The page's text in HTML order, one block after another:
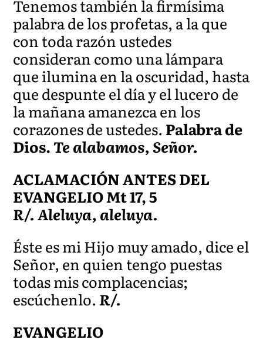
Tenemos también la firmísima
palabra de los profetas, a la que
con toda razón ustedes
consideran como una lámpara
que ilumina en la oscuridad, hasta
que despunte el día y el lucero de
la mañana amanezca en los
corazones de ustedes. Palabra de
Dios.Te alabamos, Señor.
ACLAMACIÓN ANTES DEL
EVANGELIO Mt 17, 5
R/. Aleluya, aleluya.
Éste es mi Hijo muy amado, dice el
Señor, en quien tengo puestas
todas mis complacencias;
escúchenlo.R/.
EVANGELIO